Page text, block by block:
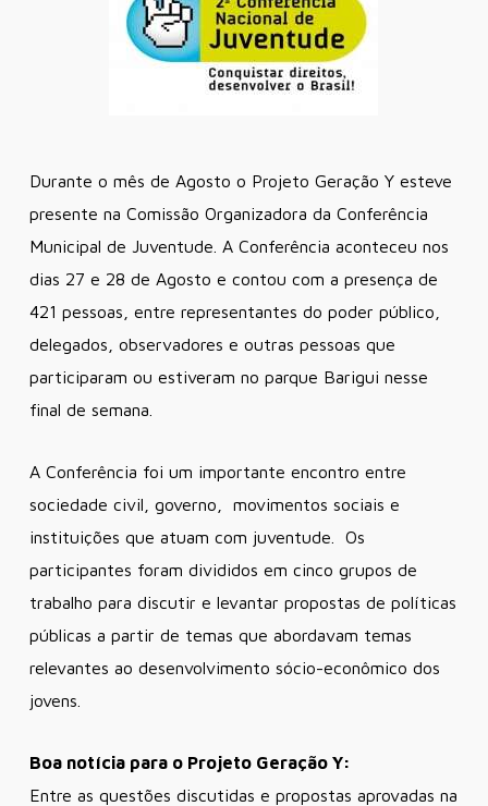
Durante o mês de Agosto o Projeto Geração Y esteve
presente na Comissão Organizadora da Conferência
Municipal de Juventude. A Conferência aconteceu nos
dias 27 e 28 de Agosto e contou com a presença de
421 pessoas, entre representantes do poder público,
delegados, observadores e outras pessoas que
participaram ou estiveram no parque Barigui nesse
final de semana.
A Conferência foi um importante encontro entre
sociedade civil, governo, movimentos sociais e
instituições que atuam com juventude. Os
participantes foram divididos em cinco grupos de
trabalho para discutir e levantar propostas de políticas
públicas a partir de temas que abordavam temas
relevantes ao desenvolvimento sócio-econômico dos
jovens.
Boa notícia para o Projeto Geração Y:
Entre as questões discutidas e propostas aprovadas na